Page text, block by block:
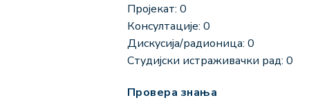
Пројекат: 0
Консултације: 0
Дискусија/радионица: 0
Студијски истраживачки рад: 0
Провера знања